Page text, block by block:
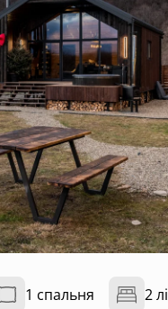
1 спальня 2